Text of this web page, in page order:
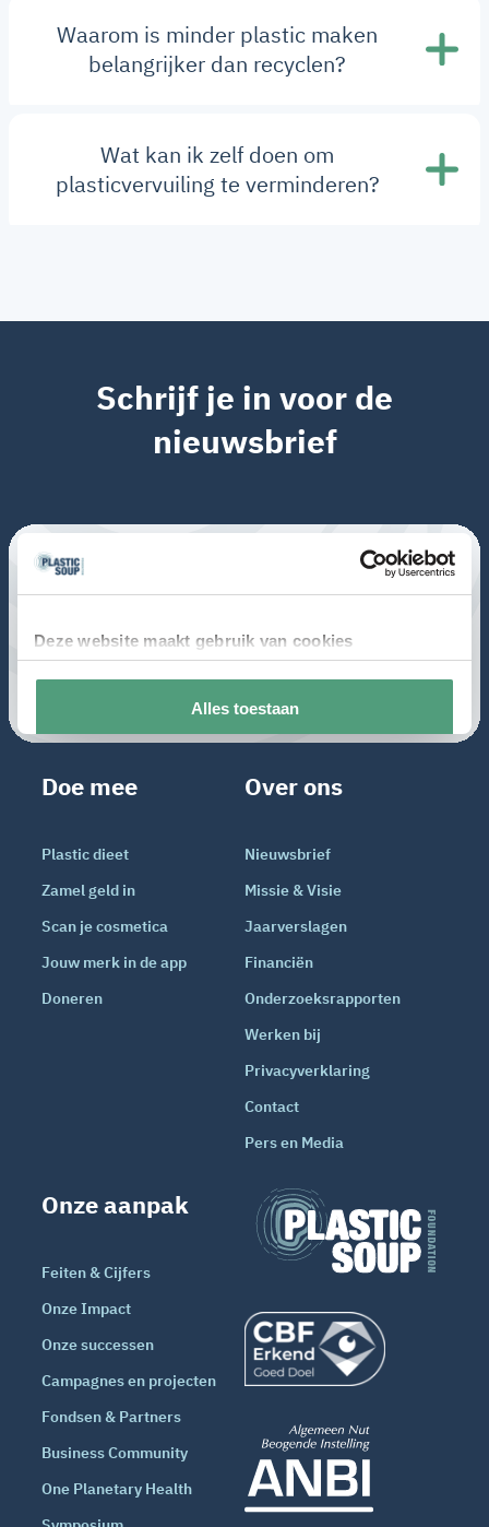
Waarom is minder plastic maken
belangrijker dan recyclen?
Wat kan ik zelf doen om
plasticvervuiling te verminderen?
Schrijf je in voor de
nieuwsbrief
Doe mee
Plastic dieet
Zamel geld in
Scan je cosmetica
Jouw merk in de app
Doneren
Over ons
Nieuwsbrief
Missie & Visie
Jaarverslagen
Financiën
Onderzoeksrapporten
Werken bij
Privacyverklaring
Contact
Pers en Media
Onze aanpak
Feiten & Cijfers
Onze Impact
Onze successen
Campagnes en projecten
Fondsen & Partners
Business Community
One Planetary Health